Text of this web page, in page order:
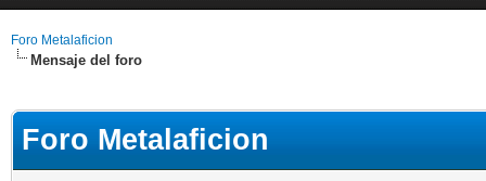
Foro Metalaficion
Mensaje del foro
Foro Metalaficion